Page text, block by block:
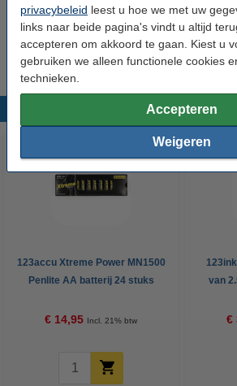
privacybeleid leest u hoe we met uw
links naar beide pagina's vindt u altijd
accepteren om akkoord te gaan. Kiest u
gebruiken we alleen functionele cookies
technieken.
Accepteren
Weigeren
dan onze 'Vraag en antwoord ' pagina
veelgestelde vragen beantwoord. Staat uw
helpt onze
klantenservice u natuurlijk
Populaire producten
123accu Xtreme Power MN1500
Penlite AA batterij 24 stuks
€ 14,95 Incl. 21% btw
van
€